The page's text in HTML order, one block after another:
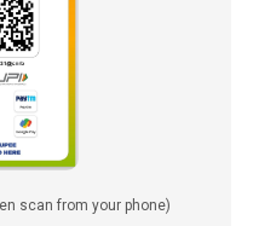
scan from your phone)